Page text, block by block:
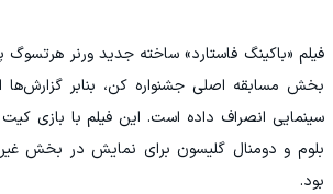
فیلم «باکینگ فاستارد» ساخته جدید ورنر
بخش مسابقه اصلی جشنواره کن، بنابر گزارش‌ها
سینمایی انصراف داده است. این فیلم با بازی کیت
بلوم و دومنال گلیسون برای نمایش در بخش
بود.